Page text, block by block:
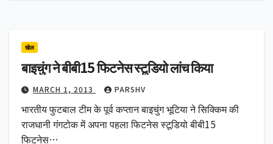
खेल
बाइचुंग ने बीबी15 फिटनेस स्टूडियो लांच किया
MARCH 1, 2013 PARSHV
भारतीय फुटबाल टीम के पूर्व कप्तान बाइचुंग भूटिया ने सिक्किम की
राजधानी गंगटोक में अपना पहला फिटनेस स्टूडियो बीबी15
फिटनेस…